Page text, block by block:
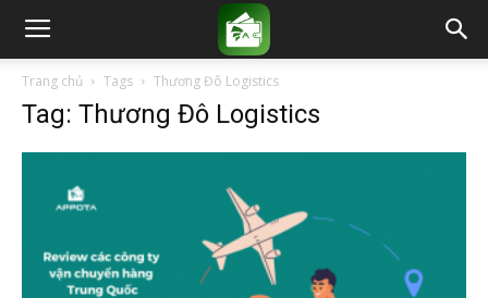
Trang chủ Tags Thương Đô Logistics
Tag: Thương Đô Logistics